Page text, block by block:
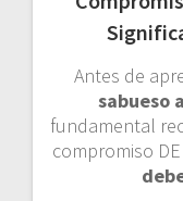
Antes de
sabueso
fundamental
compromiso DE